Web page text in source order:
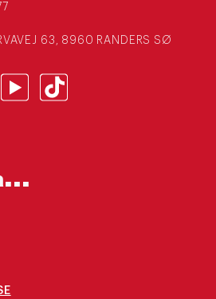
63, 8960 RANDERS SØ